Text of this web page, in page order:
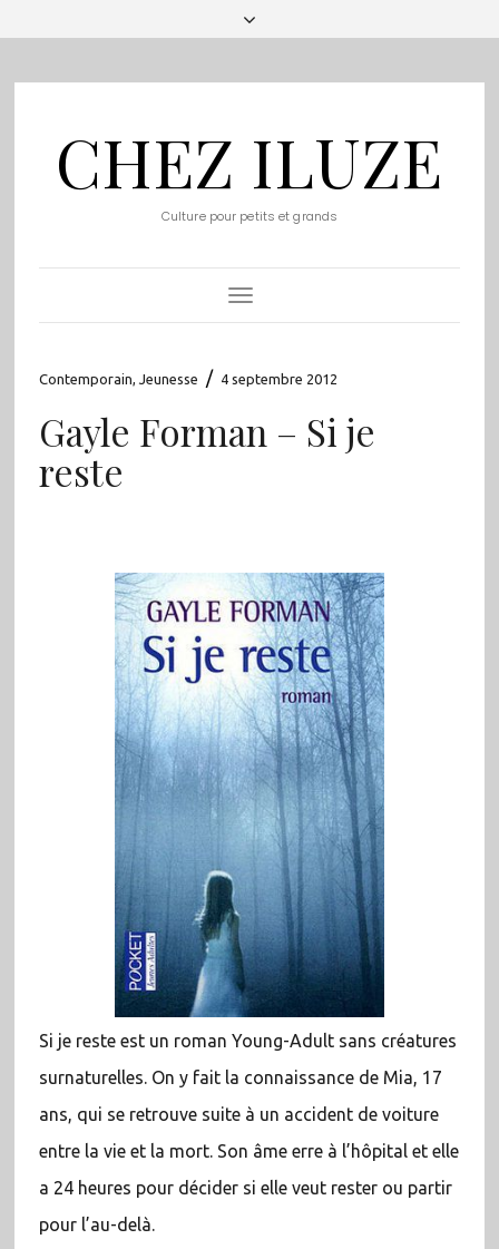
CHEZ ILUZE
Culture pour petits et grands
Toggle
Navigation
Contemporain, Jeunesse / 4 septembre 2012
Gayle Forman – Si je
reste
Si je reste est un roman Young-Adult sans créatures
surnaturelles. On y fait la connaissance de Mia, 17
ans, qui se retrouve suite à un accident de voiture
entre la vie et la mort. Son âme erre à l’hôpital et elle
a 24 heures pour décider si elle veut rester ou partir
pour l’au-delà.